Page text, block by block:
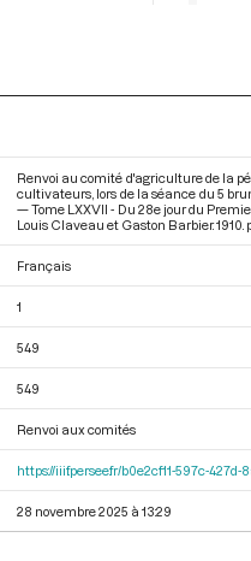
Renvoi au comité d'agriculture de la
cultivateurs, lors de la séance du 5
— Tome LXXVII - Du 28e jour du
Louis Claveau et Gaston Barbier. 1910.
Français
1
549
549
Renvoi aux comités
https://iiif.persee.fr/b0e2cf11-597c-
28 novembre 2025 à 13:29